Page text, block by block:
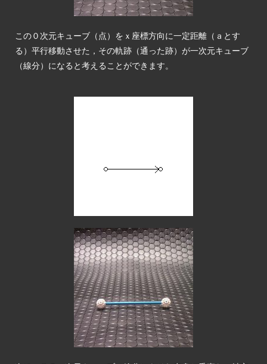
この０次元キューブ（点）をｘ座標方向に一定距離（ａとす
る）平行移動させた，その軌跡（通った跡）が一次元キューブ
（線分）になると考えることができます。